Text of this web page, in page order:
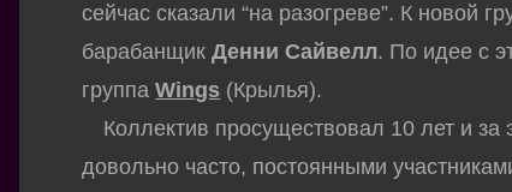
сейчас сказали “на разогреве”. К новой
барабанщикДенни Сайвелл. По идее с
группаWings (Крылья).
Коллектив просуществовал 10 лет и за
довольно часто, постоянными